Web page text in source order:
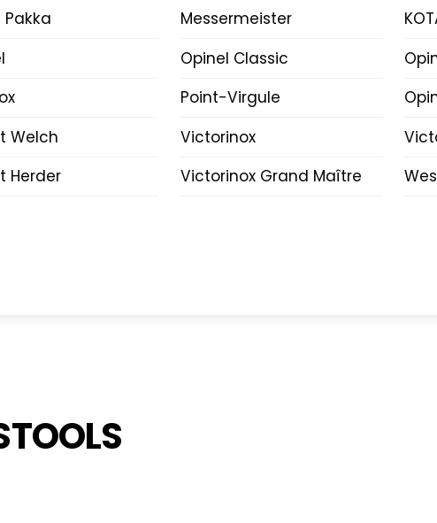
Pakka Messermeister
Opinel Classic
Point-Virgule
Welch Victorinox
Herder Victorinox Grand Maître